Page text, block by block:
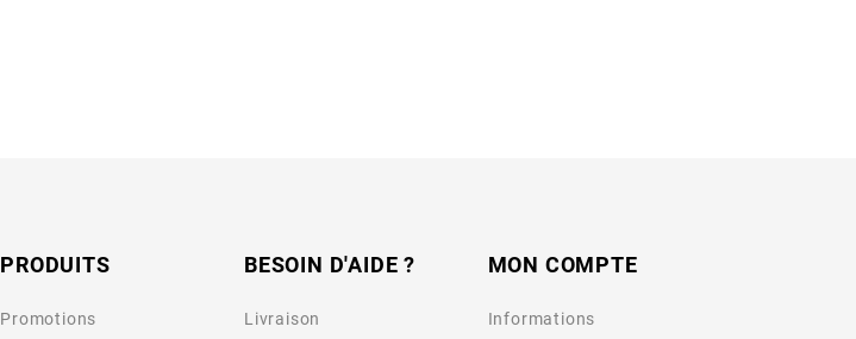
PRODUITS
Promotions
BESOIN D'AIDE ?
Livraison
MON COMPTE
Informations